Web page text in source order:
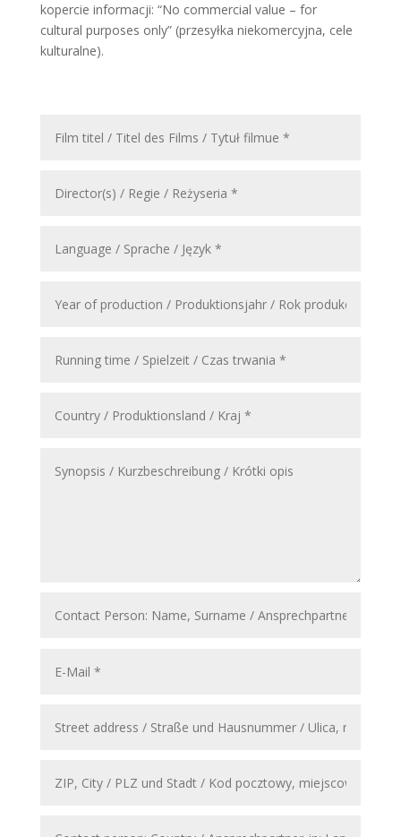
kopercie informacji: “No commercial value – for
cultural purposes only” (przesyłka niekomercyjna, cele
kulturalne).